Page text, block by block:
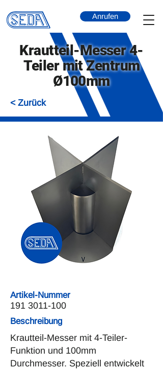
Anrufen
Krautteil-Messer 4-
Teiler mit Zentrum
Ø100mm
< Zurück
Artikel-Nummer
191 3011-100
Beschreibung
Krautteil-Messer mit 4-Teiler-
Funktion und 100mm
Durchmesser. Speziell entwickelt